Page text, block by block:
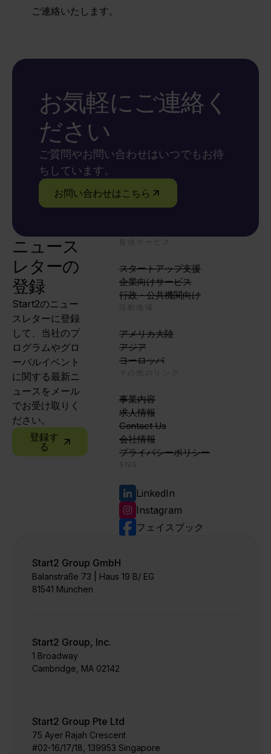
ご連絡いたします。
お気軽にご連絡く
ださい
ご質問やお問い合わせはいつでもお待
ちしています。
お問い合わせはこちら
ニュース
レターの
登録
Start2のニュー
スレターに登録
して、当社のプ
ログラムやグロ
ーバルイベント
に関する最新ニ
ュースをメール
でお受け取りく
ださい。
登録す
る
提供サービス
スタートアップ支援
企業向けサービス
行政・公共機関向け
アメリカ大陸
アジア
ヨーロッパ
その他のリンク
事業内容
求人情報
Contact Us
会社情報
プライバシーポリシー
SNS
LinkedIn
Instagram
フェイスブック
Start2 Group GmbH
Balanstraße 73 | Haus 19 B/ EG
81541 München
Start2 Group, Inc.
1 Broadway
Cambridge, MA 02142
Start2 Group Pte Ltd
75 Ayer Rajah Crescent
#02-16/17/18, 139953 Singapore